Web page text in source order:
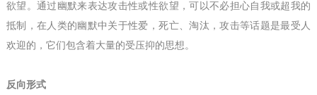
欲望。通过幽默来表达攻击性或性欲望，可以不必担心自我或超我的
抵制，在人类的幽默中关于性爱，死亡、淘汰，攻击等话题是最受人
欢迎的，它们包含着大量的受压抑的思想。
反向形式